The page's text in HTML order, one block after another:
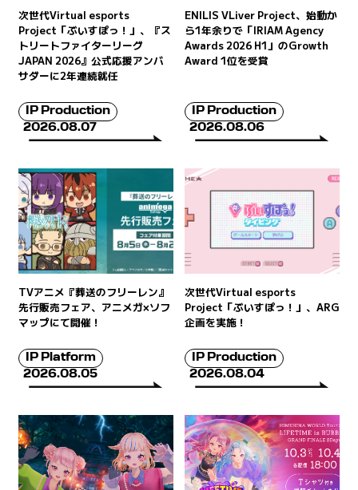
2026.08.07
IP Production
次世代Virtual esports
Project「ぶいすぽっ！」、『ス
トリートファイターリーグ
JAPAN 2026』公式応援アンバ
サダーに2年連続就任
2026.08.06
IP Production
ENILIS VLiver Project、始動か
ら1年余りで「IRIAM Agency
Awards 2026 H1」のGrowth
Award 1位を受賞
2026.08.05
IP Platform
TVアニメ『葬送のフリーレン』
先行販売フェア、アニメガ×ソフ
マップにて開催！
2026.08.04
IP Production
次世代Virtual esports
Project「ぶいすぽっ！」、ARG
企画を実施！